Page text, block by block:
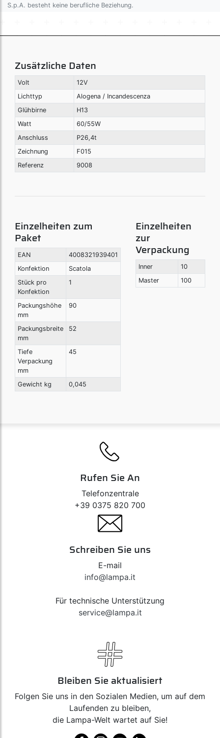
S.p.A. besteht keine berufliche Beziehung.
Zusätzliche Daten
Volt
12V
Lichttyp
Alogena / Incandescenza
Glühbirne
H13
Watt
60/55W
Anschluss
P26,4t
Zeichnung
F015
Referenz
9008
Einzelheiten zum
Paket
EAN
4008321939401
Konfektion
Scatola
Stück pro
Konfektion
1
Packungshöhe
mm
90
Packungsbreite
mm
52
Tiefe
Verpackung
mm
45
Gewicht kg 0,045
Einzelheiten
zur
Verpackung
Inner
10
Master
100
Rufen Sie An
Telefonzentrale
+39 0375 820 700
Schreiben Sie uns
E-mail
info@lampa.it
Für technische Unterstützung
service@lampa.it
Bleiben Sie aktualisiert
Folgen Sie uns in den Sozialen Medien, um auf dem
Laufenden zu bleiben,
die Lampa-Welt wartet auf Sie!